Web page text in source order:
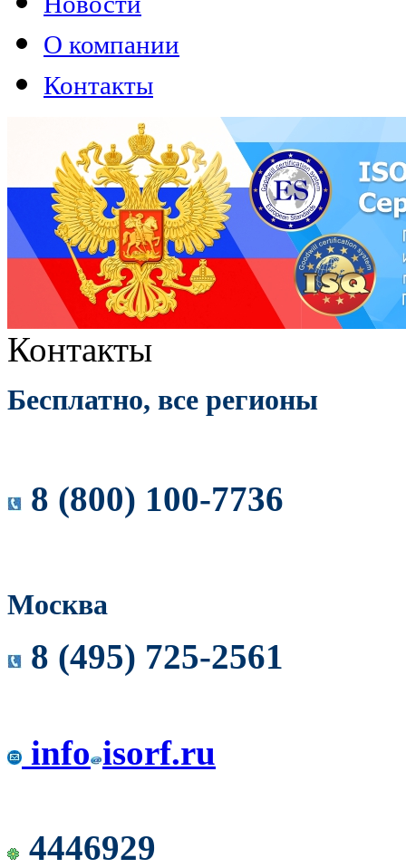
О компании
Контакты
Контакты
Бесплатно, все регионы
8 (800) 100-7736
Москва
8 (495) 725-2561
info isorf.ru
4446929